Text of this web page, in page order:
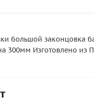
большой законцовка
300мм Изготовлено из